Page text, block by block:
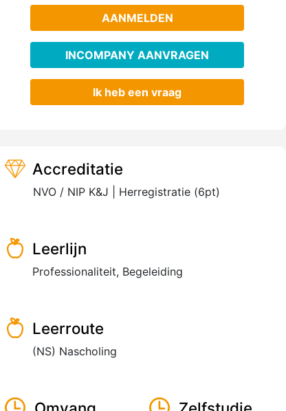
AANMELDEN
INCOMPANY AANVRAGEN
Ik heb een vraag
Accreditatie
NVO / NIP K&J | Herregistratie (6pt)
Leerlijn
Professionaliteit, Begeleiding
Leerroute
(NS) Nascholing